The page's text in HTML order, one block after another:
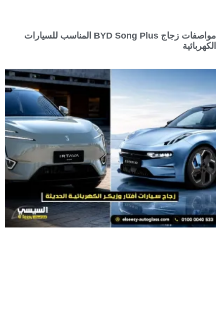
مواصفات زجاج BYD Song Plus المناسب للسيارات
الكهربائية